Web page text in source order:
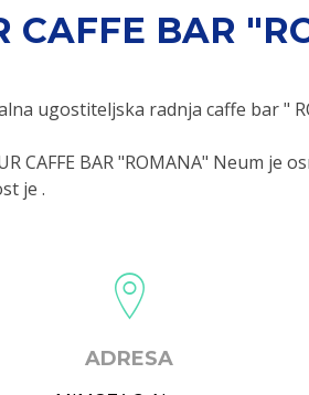
CAFFE BAR
ugostiteljska radnja caffe bar "
CAFFE BAR "ROMANA" Neum
je .
ADRESA